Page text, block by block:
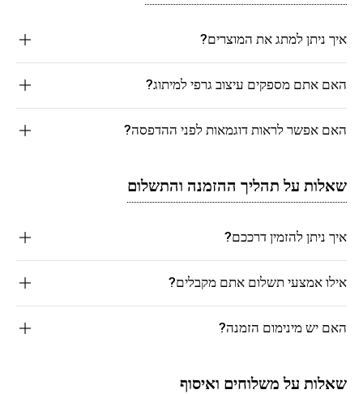
איך ניתן למתג את המוצרים?
האם אתם מספקים עיצוב גרפי למיתוג?
האם אפשר לראות דוגמאות לפני ההדפסה?
שאלות על תהליך ההזמנה והתשלום
איך ניתן להזמין דרככם?
אילו אמצעי תשלום אתם מקבלים?
האם יש מינימום הזמנה?
שאלות על משלוחים ואיסוף